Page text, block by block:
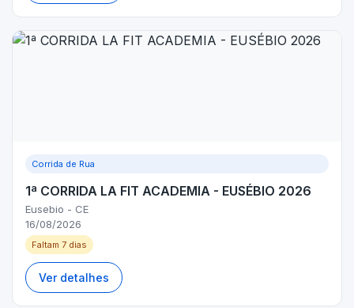
Corrida de Rua
1ª CORRIDA LA FIT ACADEMIA - EUSÉBIO 2026
Eusebio - CE
16/08/2026
Faltam 7 dias
Ver detalhes